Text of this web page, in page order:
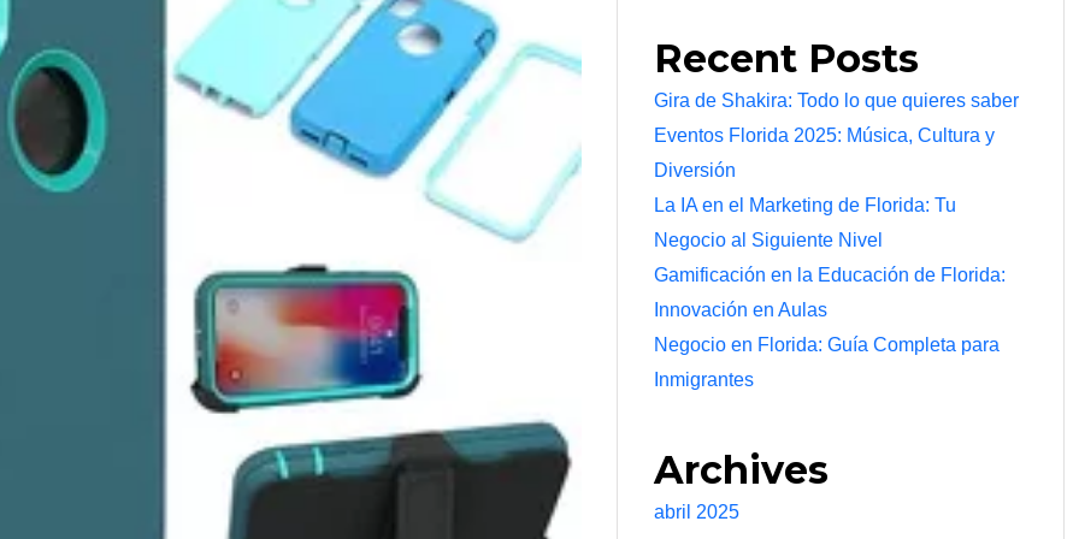
Recent Posts
Gira de Shakira: Todo lo que quieres saber
Eventos Florida 2025: Música, Cultura y
Diversión
La IA en el Marketing de Florida: Tu
Negocio al Siguiente Nivel
Gamificación en la Educación de Florida:
Innovación en Aulas
Negocio en Florida: Guía Completa para
Inmigrantes
Archives
abril 2025